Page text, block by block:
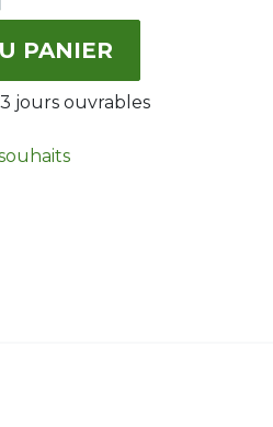
PANIER
jours ouvrables